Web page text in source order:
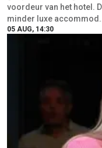
voordeur van het hotel.
minder luxe
05 AUG, 14:30